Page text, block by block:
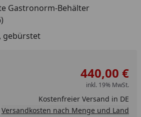
Gastronorm-Behälter
gebürstet
440,00 €
inkl. 19% MwSt.
Kostenfreier Versand in DE
Versandkosten nach Menge und Land